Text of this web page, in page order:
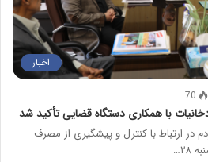
اخبار
70
با همکاری دستگاه قضایی تأکید شد
در ارتباط با کنترل و پیشگیری از مصرف